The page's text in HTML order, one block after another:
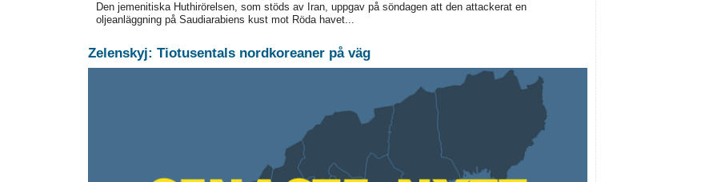
Den jemenitiska Huthirörelsen, som stöds av Iran, uppgav på söndagen att den attackerat en
oljeanläggning på Saudiarabiens kust mot Röda havet...
Zelenskyj: Tiotusentals nordkoreaner på väg